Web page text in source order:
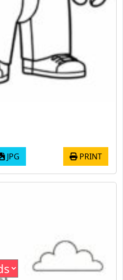
JPG PRINT